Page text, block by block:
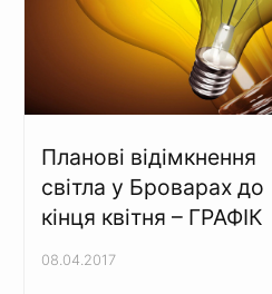
Планові відімкнення
світла у Броварах до
кінця квітня – ГРАФІК
08.04.2017